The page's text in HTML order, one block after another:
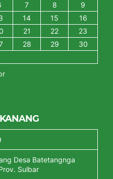
7 8
9
14 15
16
21 22
23
28 29
30
Desa Batetangnga
Sulbar